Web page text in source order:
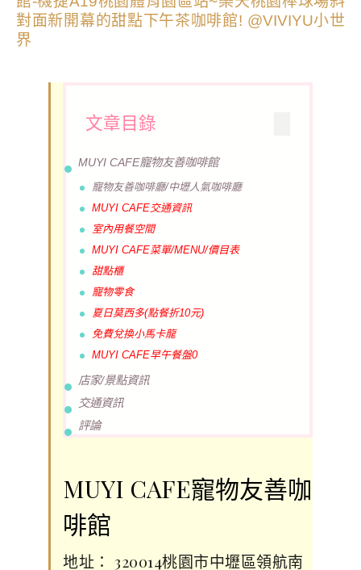
文章目錄
MUYI CAFE寵物友善咖啡館
寵物友善咖啡廳/中壢人氣咖啡廳
MUYI CAFE交通資訊
室內用餐空間
MUYI CAFE菜單/MENU/價目表
甜點櫃
寵物零食
夏日莫西多(點餐折10元)
免費兌換小馬卡龍
MUYI CAFE早午餐盤0
店家/景點資訊
交通資訊
評論
MUYI CAFE寵物友善咖
啡館
地址： 320014桃園市中壢區領航南